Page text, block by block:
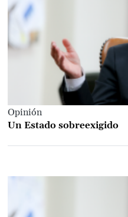
Opinión
Un Estado sobreexigido